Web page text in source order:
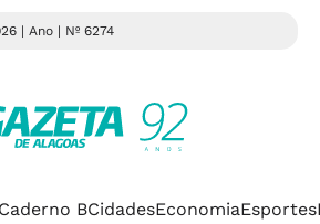
| Ano | Nº 6274
Caderno BCidadesEconomiaEsportes